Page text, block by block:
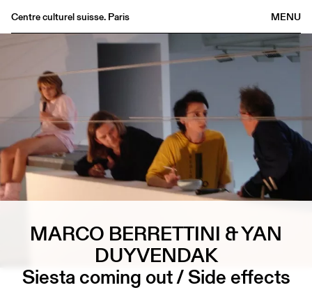
MENU
Centre culturel suisse. Paris
Bookshop
Buvette
Archives
Medias
Publications
About
FR/EN
MARCO BERRETTINI & YAN
DUYVENDAK
Siesta coming out / Side effects